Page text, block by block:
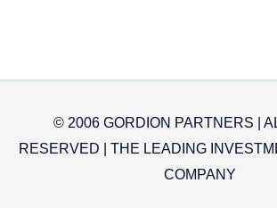
© 2006 GORDION PARTNERS |
RESERVED | THE LEADING
COMPANY